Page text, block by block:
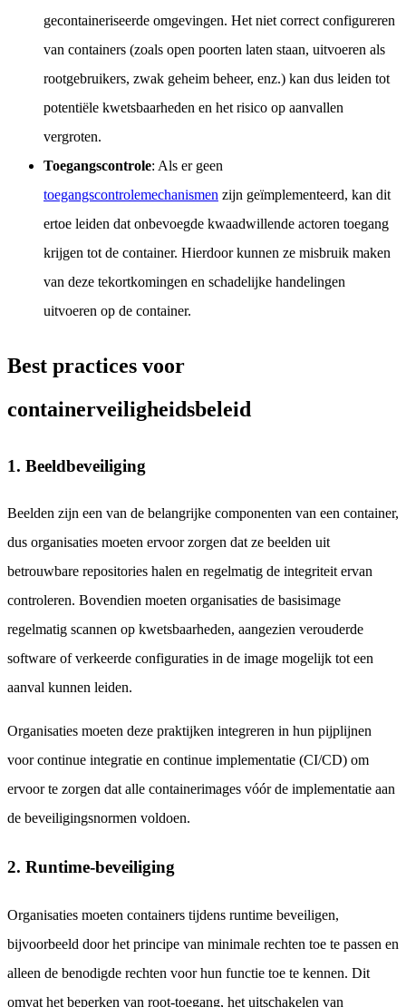
gecontaineriseerde omgevingen. Het niet correct configureren
van containers (zoals open poorten laten staan, uitvoeren als
rootgebruikers, zwak geheim beheer, enz.) kan dus leiden tot
potentiële kwetsbaarheden en het risico op aanvallen
vergroten.
Toegangscontrole: Als er geen
toegangscontrolemechanismen zijn geïmplementeerd, kan dit
ertoe leiden dat onbevoegde kwaadwillende actoren toegang
krijgen tot de container. Hierdoor kunnen ze misbruik maken
van deze tekortkomingen en schadelijke handelingen
uitvoeren op de container.
Best practices voor
containerveiligheidsbeleid
1. Beeldbeveiliging
Beelden zijn een van de belangrijke componenten van een container,
dus organisaties moeten ervoor zorgen dat ze beelden uit
betrouwbare repositories halen en regelmatig de integriteit ervan
controleren. Bovendien moeten organisaties de basisimage
regelmatig scannen op kwetsbaarheden, aangezien verouderde
software of verkeerde configuraties in de image mogelijk tot een
aanval kunnen leiden.
Organisaties moeten deze praktijken integreren in hun pijplijnen
voor continue integratie en continue implementatie (CI/CD) om
ervoor te zorgen dat alle containerimages vóór de implementatie aan
de beveiligingsnormen voldoen.
2. Runtime-beveiliging
Organisaties moeten containers tijdens runtime beveiligen,
bijvoorbeeld door het principe van minimale rechten toe te passen en
alleen de benodigde rechten voor hun functie toe te kennen. Dit
omvat het beperken van root-toegang, het uitschakelen van